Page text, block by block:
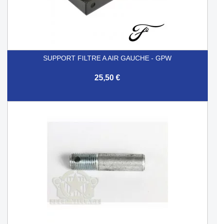
SUPPORT FILTRE A AIR GAUCHE - GPW
25,50 €